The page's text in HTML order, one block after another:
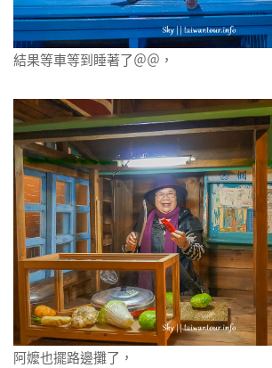
結果等車等到睡著了＠＠，
阿嬤也擺路邊攤了，